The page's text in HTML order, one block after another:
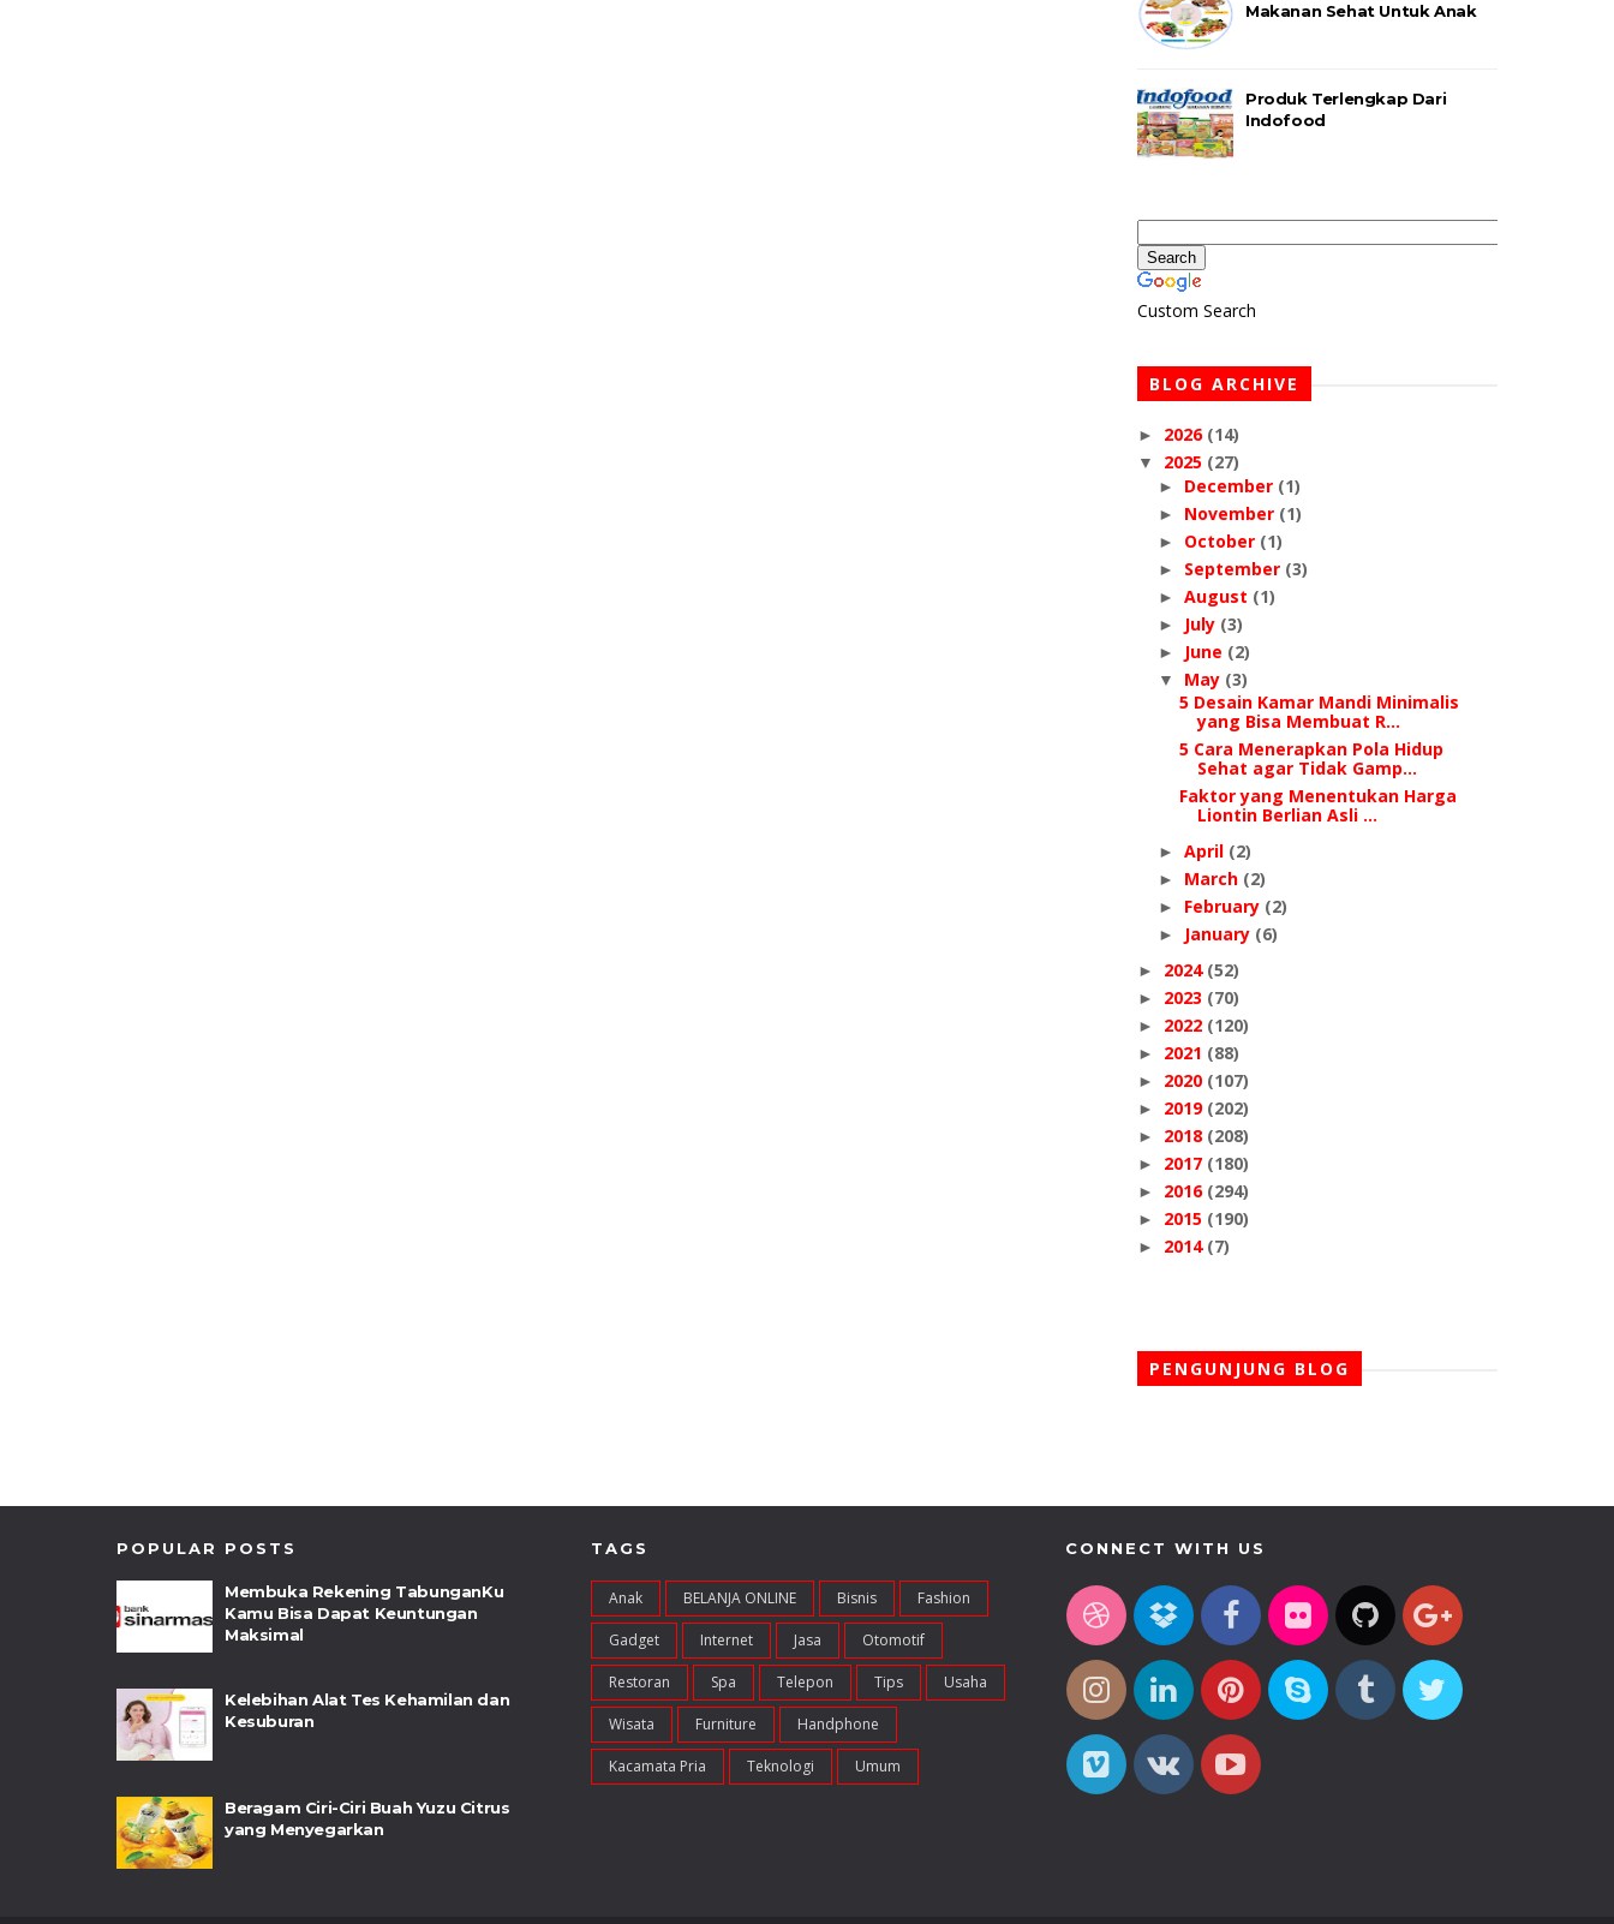
Makanan Sehat Untuk Anak
Produk Terlengkap Dari
Indofood
Custom Search
BLOG ARCHIVE
► 2026 (14)
▼ 2025 (27)
► December (1)
► November (1)
► October (1)
► September (3)
► August (1)
► July (3)
► June (2)
▼ May (3)
5 Desain Kamar Mandi Minimalis
yang Bisa Membuat R...
5 Cara Menerapkan Pola Hidup
Sehat agar Tidak Gamp...
Faktor yang Menentukan Harga
Liontin Berlian Asli ...
► April (2)
► March (2)
► February (2)
► January (6)
► 2024 (52)
► 2023 (70)
► 2022 (120)
► 2021 (88)
► 2020 (107)
► 2019 (202)
► 2018 (208)
► 2017 (180)
► 2016 (294)
► 2015 (190)
► 2014 (7)
PENGUNJUNG BLOG
POPULAR POSTS
Membuka Rekening TabunganKu
Kamu Bisa Dapat Keuntungan
Maksimal
Kelebihan Alat Tes Kehamilan dan
Kesuburan
Beragam Ciri-Ciri Buah Yuzu Citrus
yang Menyegarkan
TAGS
Anak BELANJA ONLINE Bisnis Fashion
Gadget Internet Jasa Otomotif
Restoran Spa Telepon Tips Usaha
Wisata Furniture Handphone
Kacamata Pria Teknologi Umum
CONNECT WITH US